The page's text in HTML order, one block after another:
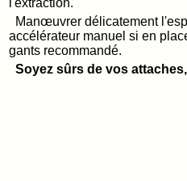
Manœuvrer délicatement
accélérateur manuel si en
gants recommandé.
Soyez sûrs de vos